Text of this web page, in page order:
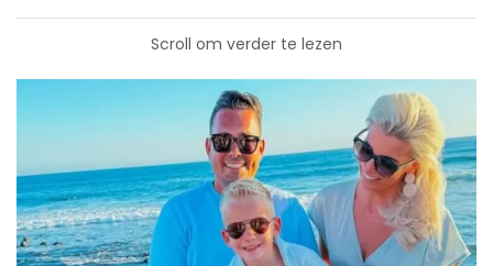
Scroll om verder te lezen